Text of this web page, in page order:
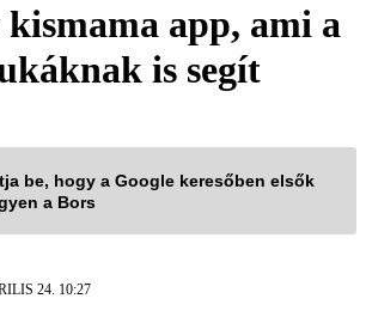
kismama app, ami a
is segít
be, hogy a Google keresőben elsők
a Bors
24. 10:27